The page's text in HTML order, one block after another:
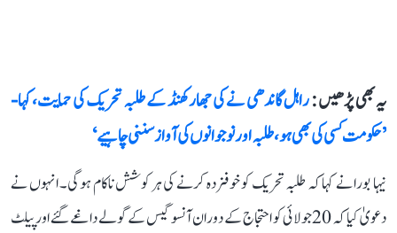
یہ بھی پڑھیں :راہل گاندھی نے کی جھارکھنڈ کے طلبہ تحریک کی حمایت، کہا-
’حکومت کسی کی بھی ہو، طلبہ اور نوجوانوں کی آواز سننی چاہیے‘
نیہا بورا نے کہا کہ طلبہ تحریک کو خوفزدہ کرنے کی ہر کوشش ناکام ہوگی۔ انہوں نے
دعویٰ کیا کہ 20 جولائی کو احتجاج کے دوران آنسو گیس کے گولے داغے گئے اور پیلٹ